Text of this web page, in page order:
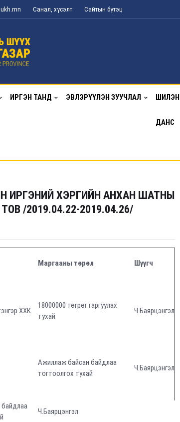
Санал, хүсэлт Сайтын бүтэц
ИРГЭН ТАНД ЭВЛЭРҮҮЛЭН ЗУУЧЛАЛ ШИЛЭН
ДАНС
ИРГЭНИЙ ХЭРГИЙН АНХАН ШАТНЫ
/2019.04.22-2019.04.26/
Маргааны төрөл Шүүгч
ХХК
18000000 төгрөг гаргуулах
тухай
Ч.Баярцэнгэл
Ажиллаж байсан байдлаа
тогтоолгох тухай
Ч.Баярцэнгэл
Ч.Баярцэнгэл